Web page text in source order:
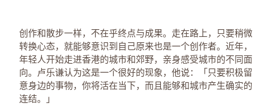
创作和散步一样，不在乎终点与成果。走在路上，只要稍微
转换心态，就能够意识到自己原来也是一个创作者。近年，
年轻人开始走进香港的城市和郊野，亲身感受城市的不同面
向。卢乐谦认为这是一个很好的现象，他说：「只要积极留
意身边的事物，你将活在当下，而且能够和城市产生确实的
连结。」